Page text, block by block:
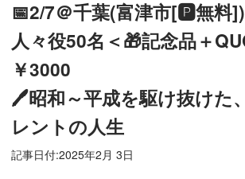
📅2/7＠千葉(富津市[🅿無料
人々役50名＜🎁記念品＋
￥3000
🖊昭和～平成を駆け抜けた
レントの人生
記事日付:2025年2月 3日